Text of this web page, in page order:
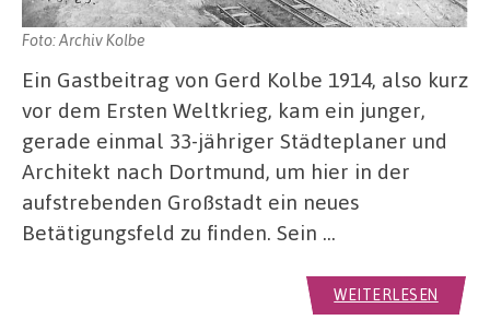
Foto: Archiv Kolbe
Ein Gastbeitrag von Gerd Kolbe 1914, also kurz
vor dem Ersten Weltkrieg, kam ein junger,
gerade einmal 33-jähriger Städteplaner und
Architekt nach Dortmund, um hier in der
aufstrebenden Großstadt ein neues
Betätigungsfeld zu finden. Sein …
WEITERLESEN